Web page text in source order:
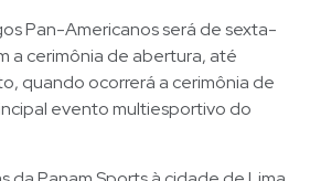
Pan-Americanos será de sexta-
a cerimônia de abertura, até
quando ocorrerá a cerimônia de
evento multiesportivo do